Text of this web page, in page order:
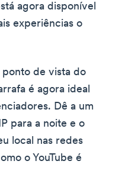
agora disponível
experiências o
ponto de vista do
é agora ideal
Dê a um
para a noite e o
local nas redes
o YouTube é